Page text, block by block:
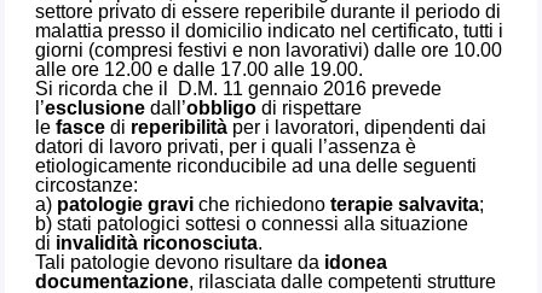
settore privato di essere reperibile durante il periodo di
malattia presso il domicilio indicato nel certificato, tutti i
giorni (compresi festivi e non lavorativi) dalle ore 10.00
alle ore 12.00 e dalle 17.00 alle 19.00.
Si ricorda che il D.M. 11 gennaio 2016 prevede
l’esclusione dall’obbligo di rispettare
lefasce di reperibilità per i lavoratori, dipendenti dai
datori di lavoro privati, per i quali l’assenza è
etiologicamente riconducibile ad una delle seguenti
circostanze:
a) patologie gravi che richiedonoterapie salvavita;
b) stati patologici sottesi o connessi alla situazione
di invalidità riconosciuta.
Tali patologie devono risultare da idonea
documentazione, rilasciata dalle competenti strutture